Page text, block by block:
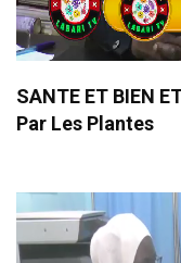
SANTE ET BIEN
Par Les Plantes